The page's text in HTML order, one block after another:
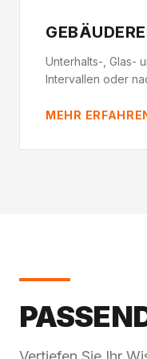
Unterhalts-, Glas-
Intervallen oder
MEHR